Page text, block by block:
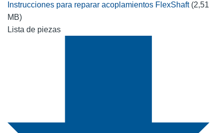
Instrucciones para reparar acoplamientos FlexShaft (2,51
MB)
Lista de piezas